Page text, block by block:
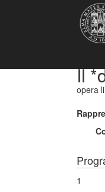
Il
opera
1